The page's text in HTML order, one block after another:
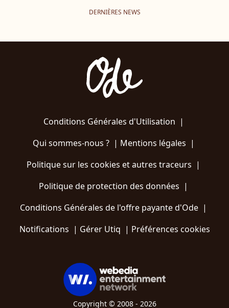
DERNIÈRES NEWS
Conditions Générales d'Utilisation |
Qui sommes-nous ?| Mentions légales |
Politique sur les cookies et autres traceurs |
Politique de protection des données |
Conditions Générales de l'offre payante d'Ode |
Notifications | Gérer Utiq | Préférences cookies
Copyright © 2008 - 2026